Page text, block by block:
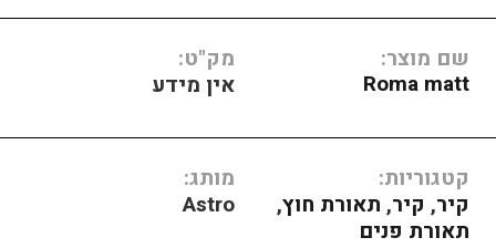
שם מוצר:
Roma matt
מק"ט:
אין מידע
קטגוריות:
קיר, קיר, תאורת חוץ,
תאורת פנים
מותג:
Astro